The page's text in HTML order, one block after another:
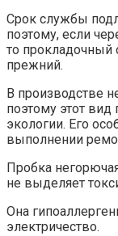
Срок службы
поэтому, если
то прокладочный
прежний.
В производстве
поэтому этот вид
экологии. Его
выполнении
Пробка
не выделяет
Она
электричество.